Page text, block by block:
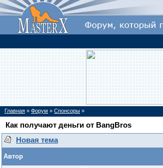
Главная » Форум » Спонсоры »
Как получают деньги от BangBros
Новая тема
Автор